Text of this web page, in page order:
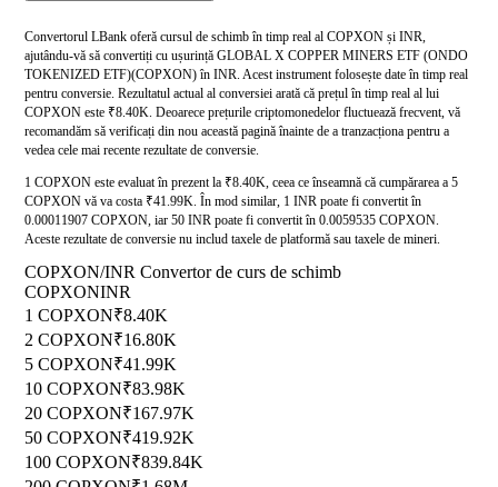
Convertorul LBank oferă cursul de schimb în timp real al COPXON și INR,
ajutându-vă să convertiți cu ușurință GLOBAL X COPPER MINERS ETF (ONDO
TOKENIZED ETF)(COPXON) în INR. Acest instrument folosește date în timp real
pentru conversie. Rezultatul actual al conversiei arată că prețul în timp real al lui
COPXON este ₹8.40K. Deoarece prețurile criptomonedelor fluctuează frecvent, vă
recomandăm să verificați din nou această pagină înainte de a tranzacționa pentru a
vedea cele mai recente rezultate de conversie.
1 COPXON este evaluat în prezent la ₹8.40K, ceea ce înseamnă că cumpărarea a 5
COPXON vă va costa ₹41.99K. În mod similar, 1 INR poate fi convertit în
0.00011907 COPXON, iar 50 INR poate fi convertit în 0.0059535 COPXON.
Aceste rezultate de conversie nu includ taxele de platformă sau taxele de mineri.
COPXON/INR Convertor de curs de schimb
COPXONINR
1 COPXON₹8.40K
2 COPXON₹16.80K
5 COPXON₹41.99K
10 COPXON₹83.98K
20 COPXON₹167.97K
50 COPXON₹419.92K
100 COPXON₹839.84K